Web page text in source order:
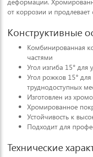
от коррозии и
Конструктивные
Комбинированная
частями
Угол изгиба 15° для
Угол рожков 15°
труднодоступных
Изготовлен из
Хромированное
Устойчивость к
Подходит для
Технические